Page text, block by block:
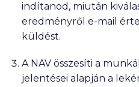
indítanod, miután
eredményről e-mail
küldést.
A NAV összesíti a
jelentései alapján a